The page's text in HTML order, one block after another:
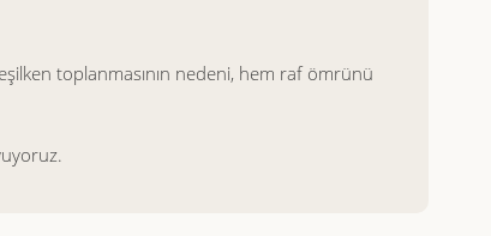
toplanmasının nedeni, hem raf ömrünü